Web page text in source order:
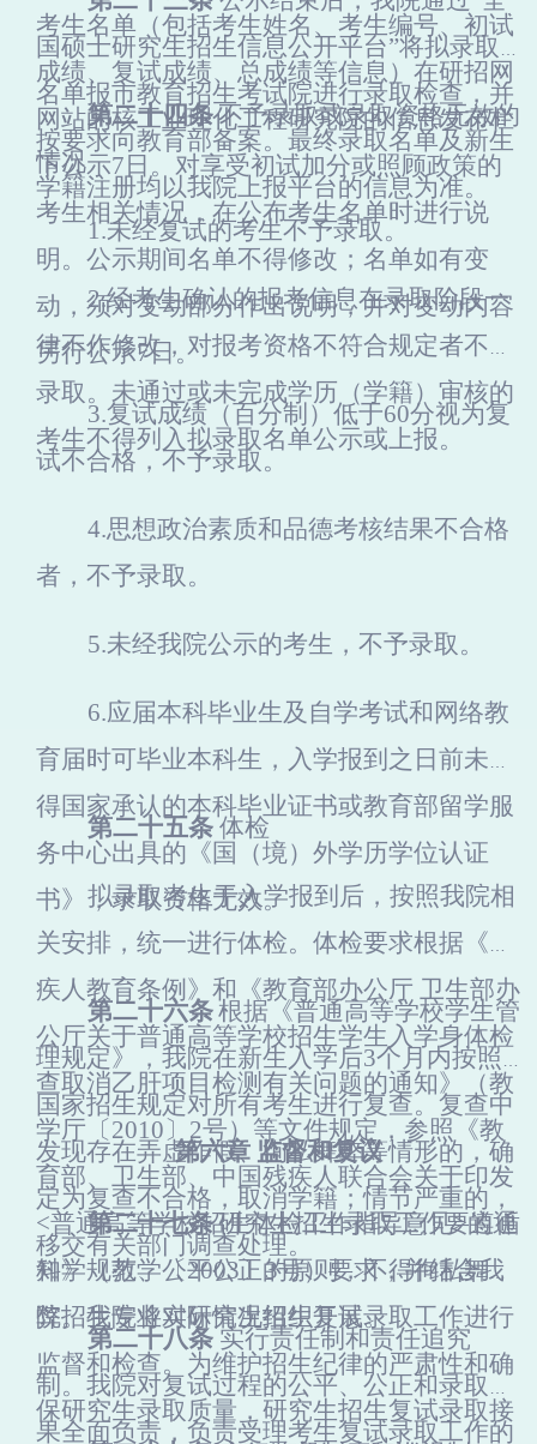
考生名单（包括考生姓名、考生编号、初试
成绩、复试成绩、总成绩等信息）在研招网
网站的核工业理化工程研究院的信息发布栏
下公示7日。对享受初试加分或照顾政策的
考生相关情况，在公布考生名单时进行说
明。公示期间名单不得修改；名单如有变
动，须对变动部分作出说明，并对变动内容
另行公示7日。
国硕士研究生招生信息公开平台”将拟录取
名单报市教育招生考试院进行录取检查，并
按要求向教育部备案。最终录取名单及新生
学籍注册均以我院上报平台的信息为准。
第二十四条不予录取或录取资格无效的
情况
1.未经复试的考生不予录取。
2.经考生确认的报考信息在录取阶段一
律不作修改，对报考资格不符合规定者不予
录取。未通过或未完成学历（学籍）审核的
考生不得列入拟录取名单公示或上报。
3.复试成绩（百分制）低于60分视为复
试不合格，不予录取。
4.思想政治素质和品德考核结果不合格
者，不予录取。
5.未经我院公示的考生，不予录取。
6.应届本科毕业生及自学考试和网络教
育届时可毕业本科生，入学报到之日前未取
得国家承认的本科毕业证书或教育部留学服
务中心出具的《国（境）外学历学位认证
书》，录取资格无效。
第二十五条体检
拟录取考生于入学报到后，按照我院相
关安排，统一进行体检。体检要求根据《残
疾人教育条例》和《教育部办公厅 卫生部办
公厅关于普通高等学校招生学生入学身体检
查取消乙肝项目检测有关问题的通知》（教
学厅〔2010〕2号）等文件规定，参照《教
育部、卫生部、中国残疾人联合会关于印发
<普通高等学校招生体检工作指导意见>的通
知》（教学〔2003〕3号）要求，并结合我
院招生专业实际情况组织开展。
第二十六条根据《普通高等学校学生管
理规定》，我院在新生入学后3个月内按照
国家招生规定对所有考生进行复查。复查中
发现存在弄虚作假、徇私舞弊等情形的，确
定为复查不合格，取消学籍；情节严重的，
移交有关部门调查处理。
第六章 监督和复议
第二十七条研究生招生录取工作要遵循
科学规范、公平公正的原则，不得徇私舞
弊。我院将对研究生招生复试录取工作进行
监督和检查。为维护招生纪律的严肃性和确
保研究生录取质量，研究生招生复试录取接
第二十八条实行责任制和责任追究
制。我院对复试过程的公平、公正和录取结
果全面负责，负责受理考生复试录取工作的